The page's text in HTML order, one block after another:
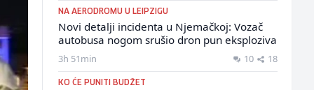
NA AERODROMU U LEIPZIGU
Novi detalji incidenta u Njemačkoj: Vozač
autobusa nogom srušio dron pun eksploziva
3h 51min 10 18
KO ĆE PUNITI BUDŽET